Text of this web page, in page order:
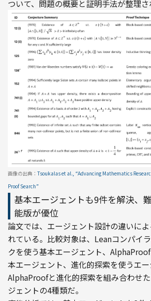
ついて、問題の概要と証明手法が整理さ
画像の出典：Tsoukalas et al., “Advancing Mathematics
Proof Search”
基本エージェントも9件を解決、
能版が優位
論文では、エージェント設計の違いに
れている。比較対象は、Leanコンパイ
クを使う基本エージェント、
本エージェント、進化的探索を使うエー
AlphaProofと進化的探索を組み合わせ
ジェントの4種類だ。